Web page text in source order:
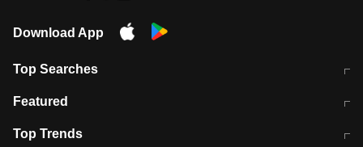
Download App
Top Searches
मुंबई में लगे 'जेन जी' के पोस्टर, लिखा- 'मैं
Featured
10 अगस्त को विधानसभा का घेराव करेंगे
Top Trends